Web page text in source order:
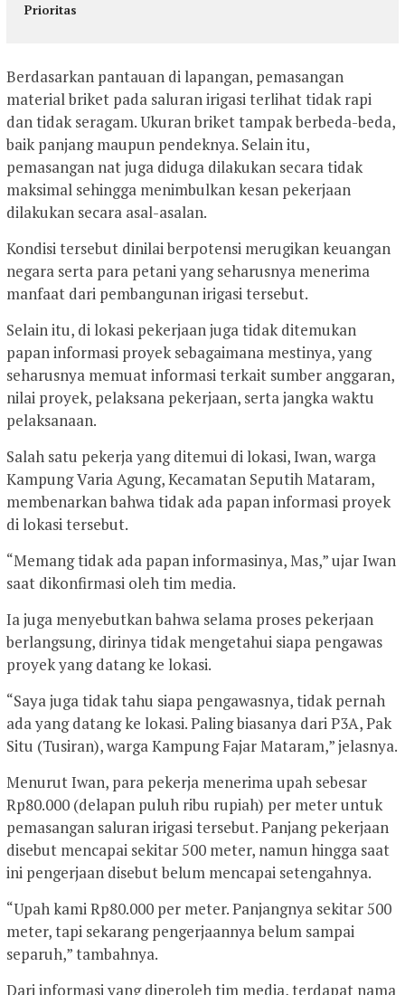
Prioritas
Berdasarkan pantauan di lapangan, pemasangan
material briket pada saluran irigasi terlihat tidak rapi
dan tidak seragam. Ukuran briket tampak berbeda-beda,
baik panjang maupun pendeknya. Selain itu,
pemasangan nat juga diduga dilakukan secara tidak
maksimal sehingga menimbulkan kesan pekerjaan
dilakukan secara asal-asalan.
Kondisi tersebut dinilai berpotensi merugikan keuangan
negara serta para petani yang seharusnya menerima
manfaat dari pembangunan irigasi tersebut.
Selain itu, di lokasi pekerjaan juga tidak ditemukan
papan informasi proyek sebagaimana mestinya, yang
seharusnya memuat informasi terkait sumber anggaran,
nilai proyek, pelaksana pekerjaan, serta jangka waktu
pelaksanaan.
Salah satu pekerja yang ditemui di lokasi, Iwan, warga
Kampung Varia Agung, Kecamatan Seputih Mataram,
membenarkan bahwa tidak ada papan informasi proyek
di lokasi tersebut.
“Memang tidak ada papan informasinya, Mas,” ujar Iwan
saat dikonfirmasi oleh tim media.
Ia juga menyebutkan bahwa selama proses pekerjaan
berlangsung, dirinya tidak mengetahui siapa pengawas
proyek yang datang ke lokasi.
“Saya juga tidak tahu siapa pengawasnya, tidak pernah
ada yang datang ke lokasi. Paling biasanya dari P3A, Pak
Situ (Tusiran), warga Kampung Fajar Mataram,” jelasnya.
Menurut Iwan, para pekerja menerima upah sebesar
Rp80.000 (delapan puluh ribu rupiah) per meter untuk
pemasangan saluran irigasi tersebut. Panjang pekerjaan
disebut mencapai sekitar 500 meter, namun hingga saat
ini pengerjaan disebut belum mencapai setengahnya.
“Upah kami Rp80.000 per meter. Panjangnya sekitar 500
meter, tapi sekarang pengerjaannya belum sampai
separuh,” tambahnya.
Dari informasi yang diperoleh tim media, terdapat nama